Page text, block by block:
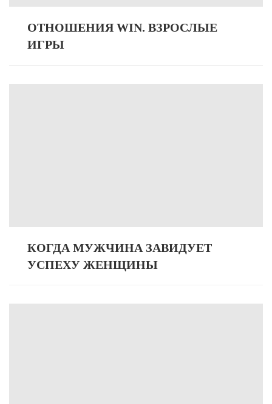
ОТНОШЕНИЯ WIN. ВЗРОСЛЫЕ
ИГРЫ
КОГДА МУЖЧИНА ЗАВИДУЕТ
УСПЕХУ ЖЕНЩИНЫ